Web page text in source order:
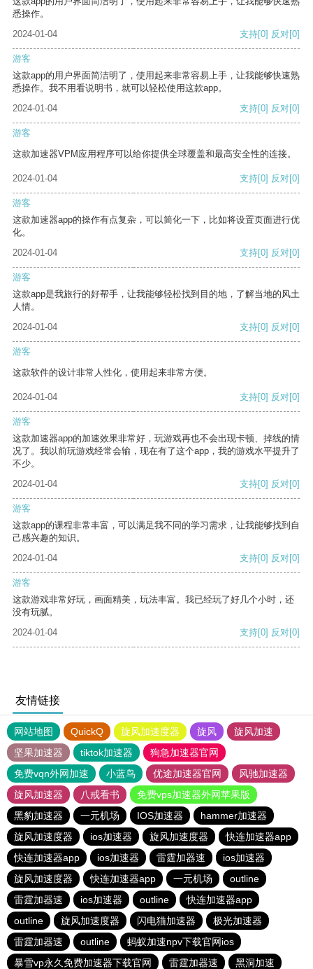
悉操作。
2024-01-04
支持[0] 反对[0]
游客
这款app的用户界面简洁明了，使用起来非常容易上手，让我能够快速熟
悉操作。我不用看说明书，就可以轻松使用这款app。
2024-01-04
支持[0] 反对[0]
游客
这款加速器VPM应用程序可以给你提供全球覆盖和最高安全性的连接。
2024-01-04 支持[0] 反对[0]
游客
这款加速器app的操作有点复杂，可以简化一下，比如将设置页面进行优
化。
2024-01-04
支持[0] 反对[0]
游客
这款app是我旅行的好帮手，让我能够轻松找到目的地，了解当地的风土
人情。
2024-01-04
支持[0] 反对[0]
游客
这款软件的设计非常人性化，使用起来非常方便。
2024-01-04 支持[0] 反对[0]
游客
这款加速器app的加速效果非常好，玩游戏再也不会出现卡顿、掉线的情
况了。我以前玩游戏经常会输，现在有了这个app，我的游戏水平提升了
不少。
2024-01-04
支持[0] 反对[0]
游客
这款app的课程非常丰富，可以满足我不同的学习需求，让我能够找到自
己感兴趣的知识。
2024-01-04
支持[0] 反对[0]
游客
这款游戏非常好玩，画面精美，玩法丰富。我已经玩了好几个小时，还
没有玩腻。
2024-01-04
支持[0] 反对[0]
友情链接
网站地图 QuickQ 旋风加速度器 旋风
旋风加速
坚果加速器
tiktok加速器
狗急加速器官网
免费vqn外网加速
小蓝鸟 优途加速器官网
风驰加速器
旋风加速器
八戒看书
免费vps加速器外网苹果版
黑豹加速器
一元机场 IOS加速器
hammer加速器
旋风加速度器
ios加速器 旋风加速度器
快连加速器app
快连加速器app
ios加速器 雷霆加器速
ios加速器
旋风加速度器
快连加速器app 一元机场
outline
雷霆加器速
ios加速器 outline
快连加速器app
outline
旋风加速度器 闪电猫加速器
极光加速器
雷霆加器速
outline
蚂蚁加速npv下载官网ios
暴雪vp永久免费加速器下载官网
雷霆加器速 黑洞加速